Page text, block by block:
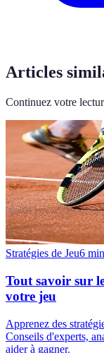
Articles
Continuez votre
Stratégies de Jeu6 min
Tout savoir sur
votre jeu
Apprenez des
Conseils d'experts,
aider à gagner.